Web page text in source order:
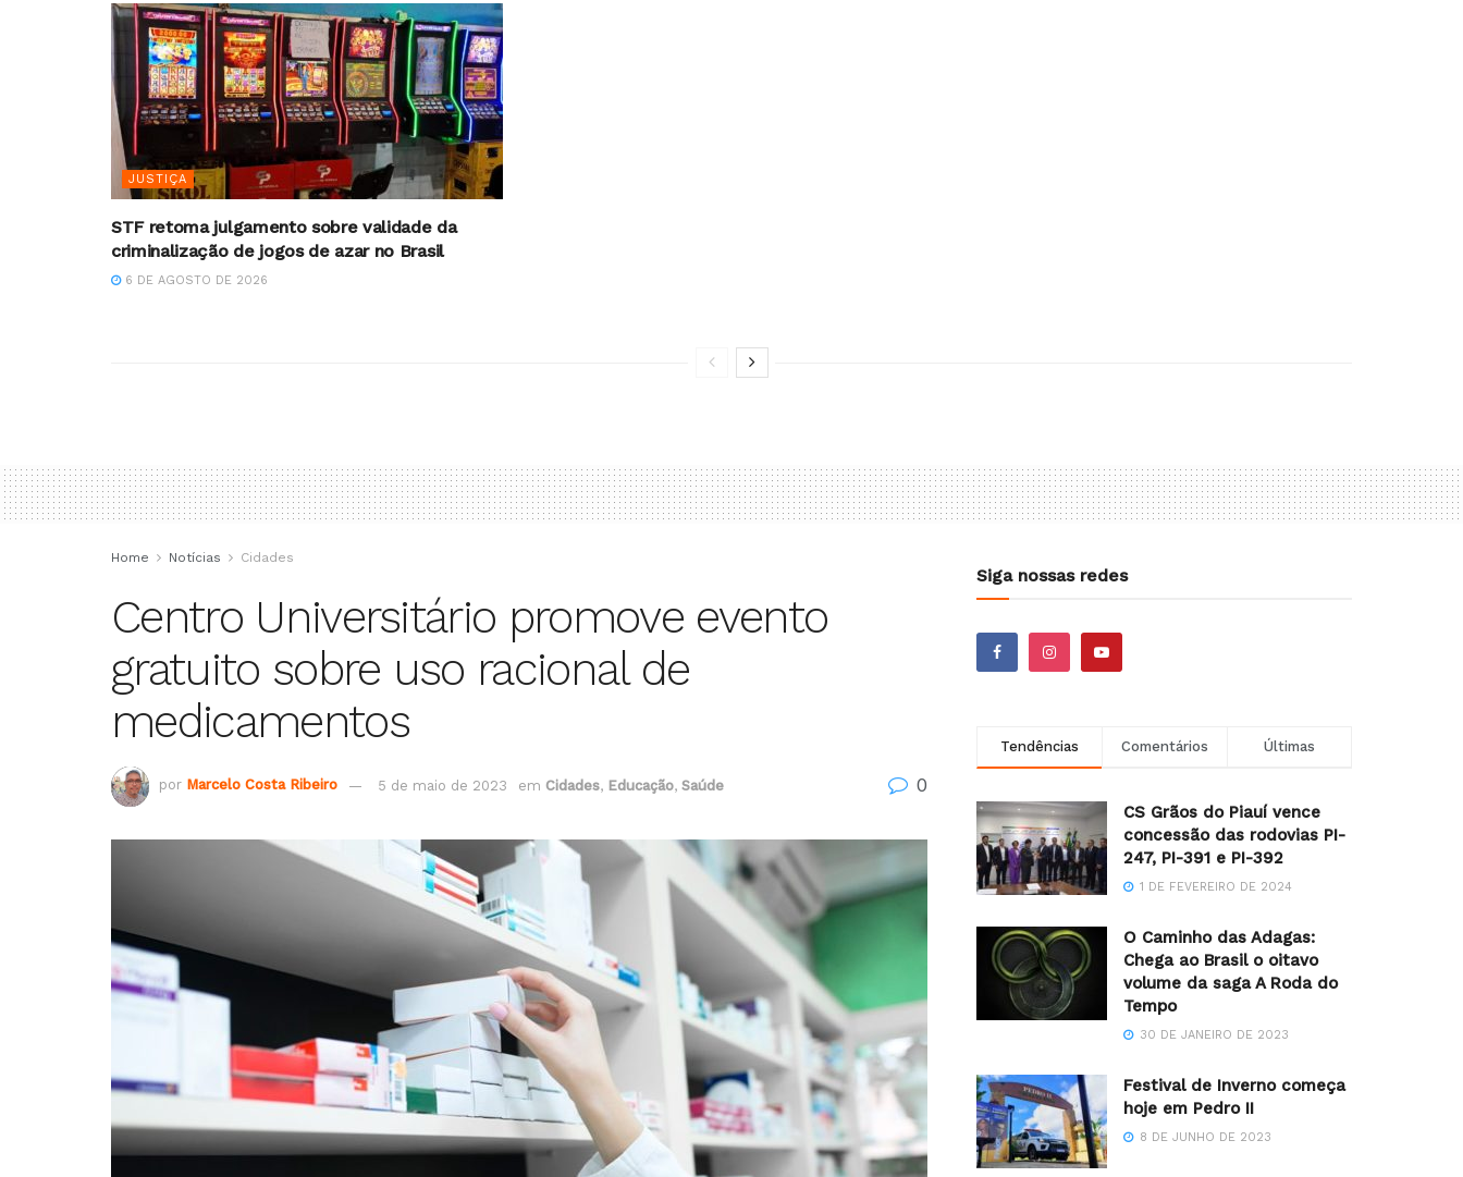
JUSTIÇA
STF retoma julgamento sobre validade da
criminalização de jogos de azar no Brasil
6 DE AGOSTO DE 2026
Home Notícias Cidades
Centro Universitário promove evento
gratuito sobre uso racional de
medicamentos
por Marcelo Costa Ribeiro 5 de maio de 2023 em Cidades, Educação, Saúde 0
Siga nossas redes
Tendências Comentários Últimas
CS Grãos do Piauí vence
concessão das rodovias PI-
247, PI-391 e PI-392
1 DE FEVEREIRO DE 2024
O Caminho das Adagas:
Chega ao Brasil o oitavo
volume da saga A Roda do
Tempo
30 DE JANEIRO DE 2023
Festival de Inverno começa
hoje em Pedro II
8 DE JUNHO DE 2023